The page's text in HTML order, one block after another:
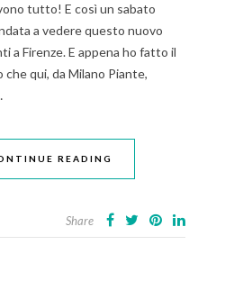
tutto! E così un sabato
a vedere questo nuovo
a Firenze. E appena ho fatto il
che qui, da Milano Piante,
READING
Share